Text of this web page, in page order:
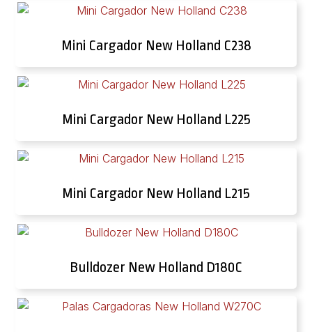
Mini Cargador New Holland C238
Mini Cargador New Holland L225
Mini Cargador New Holland L215
Bulldozer New Holland D180C